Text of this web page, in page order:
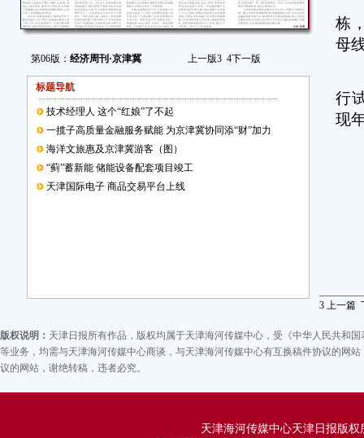
第06版： 经济周刊·京津冀 上一版3 4下一版
标题导航
技术经理人 这个“红娘”了不起
一揽子高质量金融服务赋能 为京津冀协同添“财”加力
海洋文旅惠及京津冀游客（图）
“蓟”蓄新能 储能设备配套项目竣工
天津国际电子 商品交易平台上线
栋
母
行
现
3 上一篇
版权说明： 天津日报所有作品，版权均属于天津海河传媒中心，受《中华人民共和
等业务，均需与天津海河传媒中心商谈，与天津海河传媒中心有互换稿件协议的网
议的网站，谢绝转稿，违者必究。
天津海河传媒中心天津日报版权